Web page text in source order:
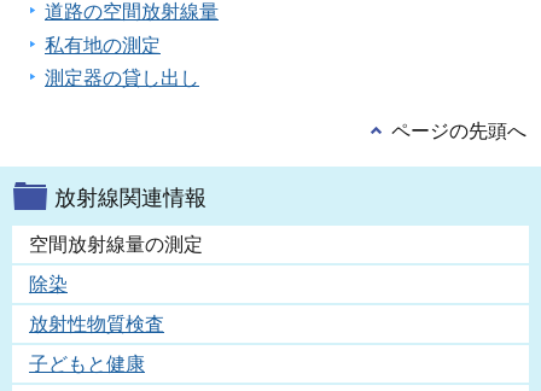
道路の空間放射線量
私有地の測定
測定器の貸し出し
ページの先頭へ
放射線関連情報
空間放射線量の測定
除染
放射性物質検査
子どもと健康